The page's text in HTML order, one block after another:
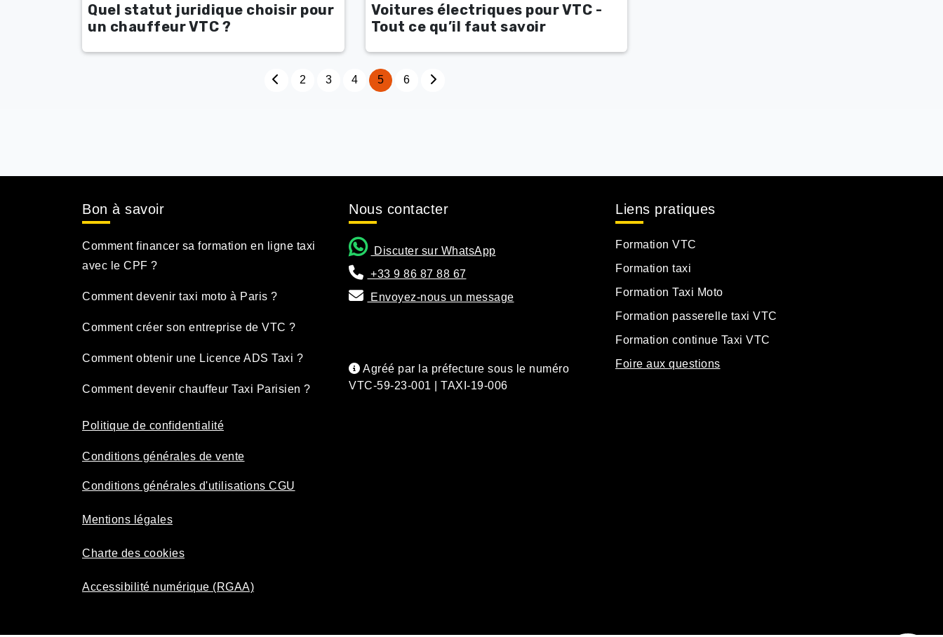
Quel statut juridique choisir pour
un chauffeur VTC ?
Voitures électriques pour VTC -
Tout ce qu’il faut savoir
2 3 4 5 6
Bon à savoir
Comment financer sa formation en ligne taxi
avec le CPF ?
Comment devenir taxi moto à Paris ?
Comment créer son entreprise de VTC ?
Comment obtenir une Licence ADS Taxi ?
Comment devenir chauffeur Taxi Parisien ?
Politique de confidentialité
Conditions générales de vente
Conditions générales d'utilisations CGU
Mentions légales
Charte des cookies
Accessibilité numérique (RGAA)
Nous contacter
Discuter sur WhatsApp
+33 9 86 87 88 67
Envoyez-nous un message
Agréé par la préfecture sous le numéro
VTC-59-23-001 | TAXI-19-006
Liens pratiques
Formation VTC
Formation taxi
Formation Taxi Moto
Formation passerelle taxi VTC
Formation continue Taxi VTC
Foire aux questions